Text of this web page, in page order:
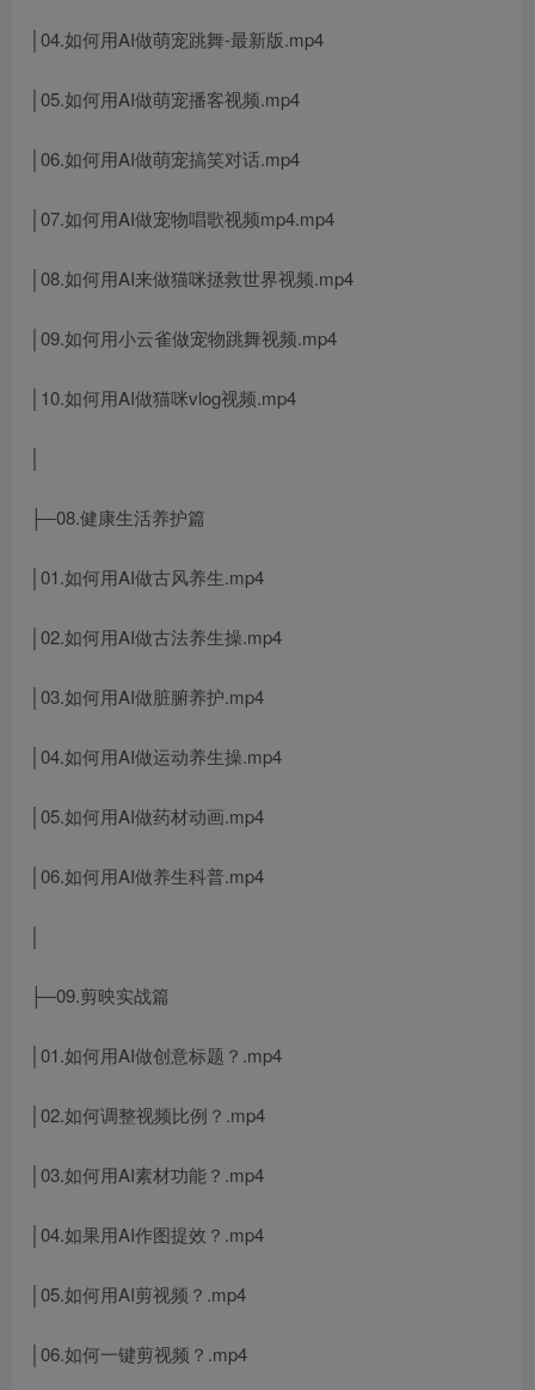
│04.如何用AI做萌宠跳舞-最新版.mp4
│05.如何用AI做萌宠播客视频.mp4
│06.如何用AI做萌宠搞笑对话.mp4
│07.如何用AI做宠物唱歌视频mp4.mp4
│08.如何用AI来做猫咪拯救世界视频.mp4
│09.如何用小云雀做宠物跳舞视频.mp4
│10.如何用AI做猫咪vlog视频.mp4
├─08.健康生活养护篇
│01.如何用AI做古风养生.mp4
│02.如何用AI做古法养生操.mp4
│03.如何用AI做脏腑养护.mp4
│04.如何用AI做运动养生操.mp4
│05.如何用AI做药材动画.mp4
│06.如何用AI做养生科普.mp4
├─09.剪映实战篇
│01.如何用AI做创意标题？.mp4
│02.如何调整视频比例？.mp4
│03.如何用AI素材功能？.mp4
│04.如果用AI作图提效？.mp4
│05.如何用AI剪视频？.mp4
│06.如何一键剪视频？.mp4